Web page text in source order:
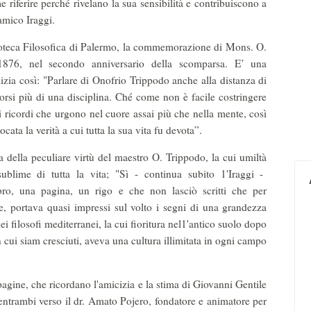
riferire perché rivelano la sua sensibilità e contribuiscono a
Iraggi.
Filosofica di Palermo, la commemorazione di Mons. O.
nel secondo anniversario della scomparsa. E’ una
così: "Parlare di Onofrio Trippodo anche alla distanza di
più di una disciplina. Ché come non è facile costringere
che urgono nel cuore assai più che nella mente, così
la verità a cui tutta la sua vita fu devota”.
peculiare virtù del maestro O. Trippodo, la cui umiltà
sublime di tutta la vita; "Sì - continua subito 1'Iraggi -
una pagina, un rigo e che non lasciò scritti che per
portava quasi impressi sul volto i segni di una grandezza
filosofi mediterranei, la cui fioritura nel1'antico suolo dopo
siam cresciuti, aveva una cultura illimitata in ogni campo
che ricordano l'amicizia e la stima di Giovanni Gentile
verso il dr. Amato Pojero, fondatore e animatore per